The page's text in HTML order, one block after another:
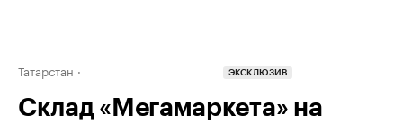
Татарстан ЭКСКЛЮЗИВ
Склад «Мегамаркета» на